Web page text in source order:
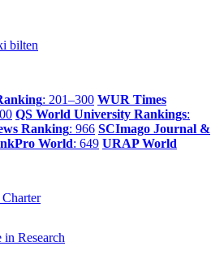
bilten
: 201–300 WUR Times
QS World University Rankings:
Ranking: 966 SCImago Journal &
World: 649 URAP World
Charter
Research